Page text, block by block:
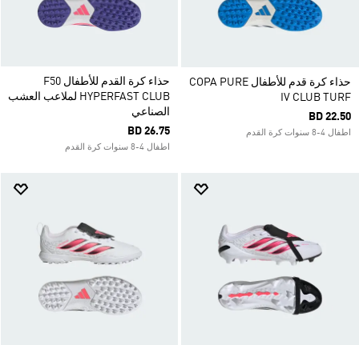
حذاء كرة قدم للأطفال COPA PURE
IV CLUB TURF
BD 22.50
اطفال 4-8 سنوات كرة القدم
حذاء كرة القدم للأطفال F50
HYPERFAST CLUB لملاعب العشب
الصناعي
BD 26.75
اطفال 4-8 سنوات كرة القدم